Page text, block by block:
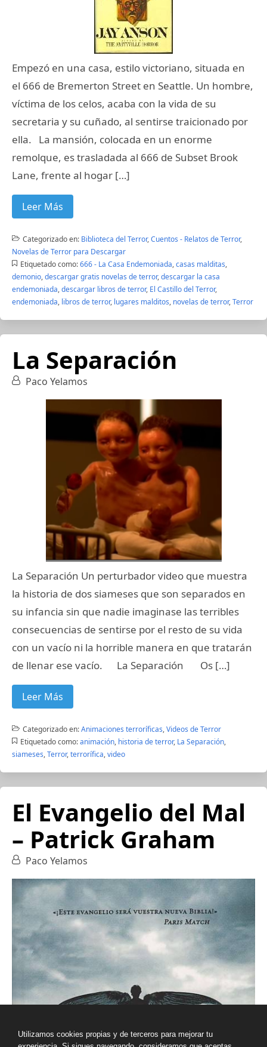
Empezó en una casa, estilo victoriano, situada en
el 666 de Bremerton Street en Seattle. Un hombre,
víctima de los celos, acaba con la vida de su
secretaria y su cuñado, al sentirse traicionado por
ella. La mansión, colocada en un enorme
remolque, es trasladada al 666 de Subset Brook
Lane, frente al hogar […]
Leer Más
Categorizado en: Biblioteca del Terror,Cuentos - Relatos de Terror,
Novelas de Terror para Descargar
Etiquetado como: 666 - La Casa Endemoniada,casas malditas,
demonio,descargar gratis novelas de terror,descargar la casa
endemoniada,descargar libros de terror, El Castillo del Terror,
endemoniada, libros de terror, lugares malditos, novelas de terror,Terror
La Separación
Paco Yelamos
La Separación Un perturbador video que muestra
la historia de dos siameses que son separados en
su infancia sin que nadie imaginase las terribles
consecuencias de sentirse por el resto de su vida
con un vacío ni la horrible manera en que tratarán
de llenar ese vacío. La Separación Os […]
Leer Más
Categorizado en:Animaciones terroríficas,Videos de Terror
Etiquetado como: animación, historia de terror, La Separación,
siameses,Terror,terrorífica,video
El Evangelio del Mal
– Patrick Graham
Paco Yelamos
Utilizamos cookies propias y de terceros para mejorar tu